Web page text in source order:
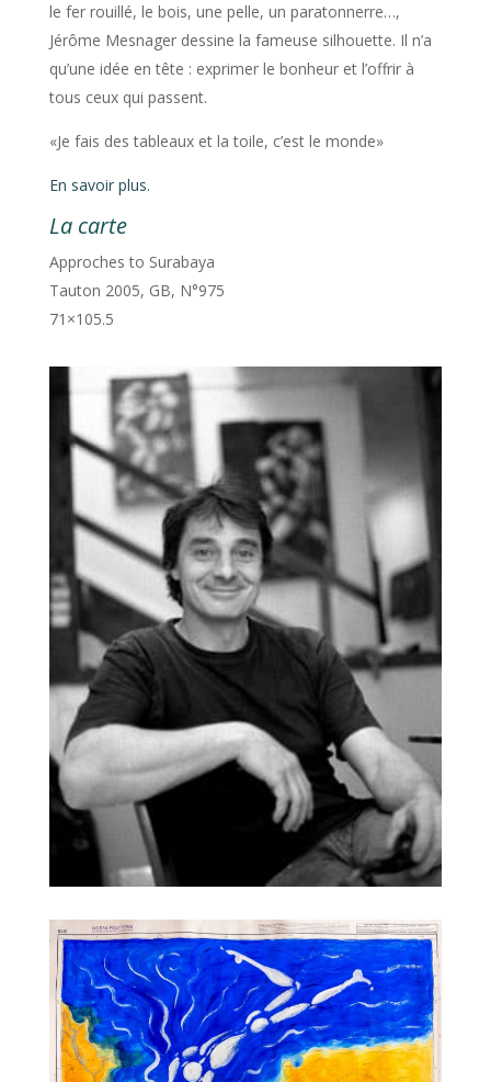
le fer rouillé, le bois, une pelle, un paratonnerre…,
Jérôme Mesnager dessine la fameuse silhouette. Il n’a
qu’une idée en tête : exprimer le bonheur et l’offrir à
tous ceux qui passent.
«Je fais des tableaux et la toile, c’est le monde»
En savoir plus.
La carte
Approches to Surabaya
Tauton 2005, GB, N°975
71×105.5